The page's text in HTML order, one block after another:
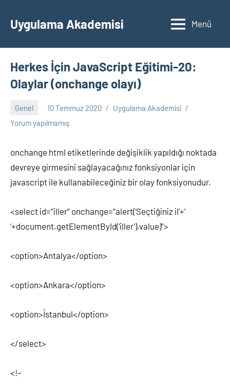
geçUygulama Akademisi Menü
Herkes İçin JavaScript Eğitimi-20:
Olaylar (onchange olayı)
Genel 10 Temmuz 2020
Uygulama Akademisi
Yorum yapılmamış
onchange html etiketlerinde değişiklik yapıldığı noktada
devreye girmesini sağlayacağınız fonksiyonlar için
javascript ile kullanabileceğiniz bir olay fonksiyonudur.
<select id=”iller” onchange=”alert(‘Seçtiğiniz il’+’
‘+document.getElementById(‘iller’).value)”>
<option>Antalya</option>
<option>Ankara</option>
<option>İstanbul</option>
</select>
<!–